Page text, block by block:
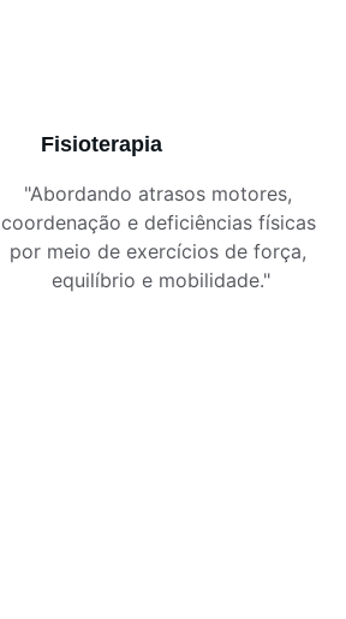
Fisioterapia
"Abordando atrasos motores,
coordenação e deficiências físicas
por meio de exercícios de força,
equilíbrio e mobilidade."